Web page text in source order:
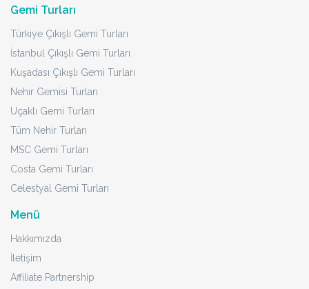
Gemi Turları
Türkiye Çıkışlı Gemi Turları
İstanbul Çıkışlı Gemi Turları
Kuşadası Çıkışlı Gemi Turları
Nehir Gemisi Turları
Uçaklı Gemi Turları
Tüm Nehir Turları
MSC Gemi Turları
Costa Gemi Turları
Celestyal Gemi Turları
Menü
Hakkımızda
İletişim
Affiliate Partnership